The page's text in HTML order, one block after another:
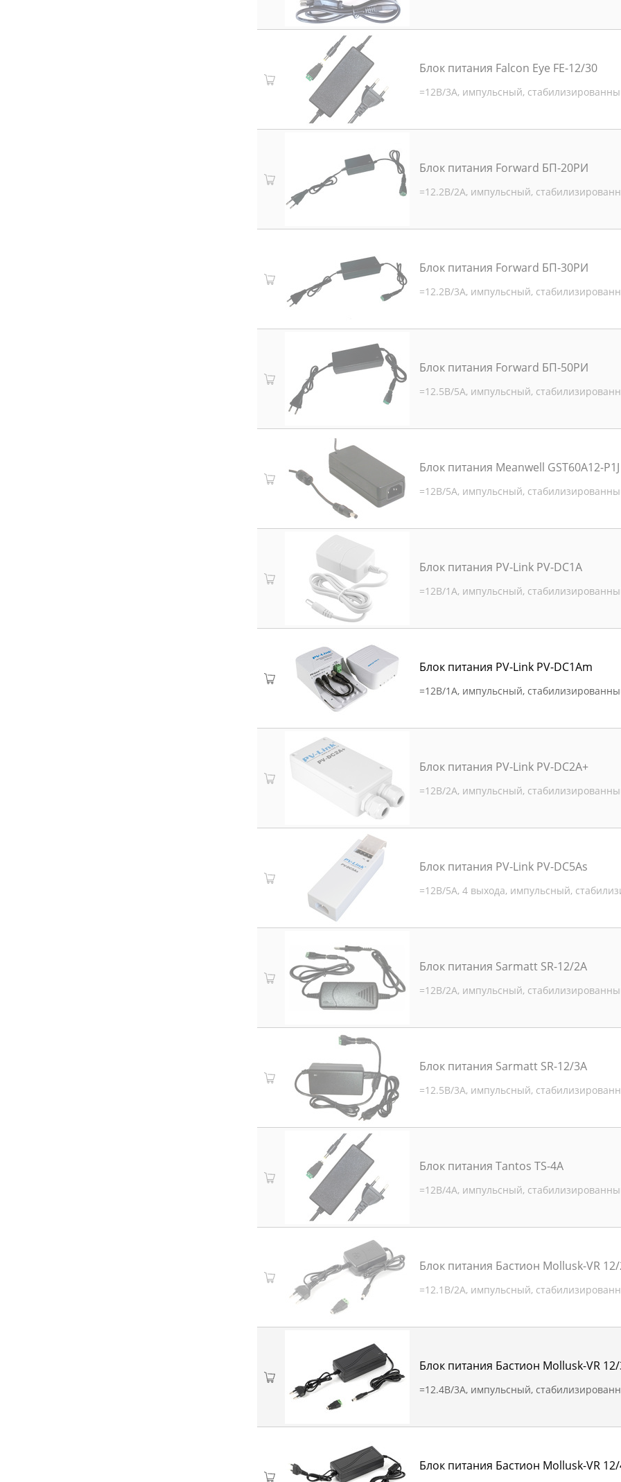
Блок питания Falcon Eye FE-12/30
=12В/3А, импульсный,
Блок питания Forward БП-20РИ
=12.2В/2А, импульсный,
Блок питания Forward БП-30РИ
=12.2В/3А, импульсный,
Блок питания Forward БП-50РИ
=12.5В/5А, импульсный,
Блок питания Meanwell GST60A12-P1J
=12В/5А, импульсный,
Блок питания PV-Link PV-DC1A
=12В/1А, импульсный,
Блок питания PV-Link PV-DC1Am
=12В/1А, импульсный,
Блок питания PV-Link PV-DC2A+
=12В/2А, импульсный,
Блок питания PV-Link PV-DC5As
=12В/5А, 4 выхода, импульсный,
Блок питания Sarmatt SR-12/2A
=12В/2А, импульсный,
Блок питания Sarmatt SR-12/3A
=12.5В/3А, импульсный,
Блок питания Tantos TS-4A
=12В/4А, импульсный,
Блок питания Бастион Mollusk-VR
=12.1В/2А, импульсный,
Блок питания Бастион Mollusk-VR
=12.4В/3А, импульсный,
Блок питания Бастион Mollusk-VR